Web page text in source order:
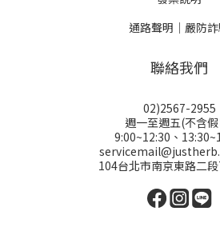
通路聲明｜嚴防
聯絡我們
02)2567-2955
週一至週五(不含
9:00~12:30、
104台北市南京東路二